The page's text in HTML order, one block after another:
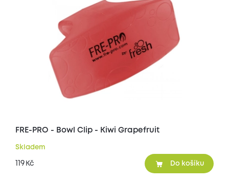
FRE-PRO - Bowl Clip - Kiwi Grapefruit
Skladem
119 Kč Do košíku